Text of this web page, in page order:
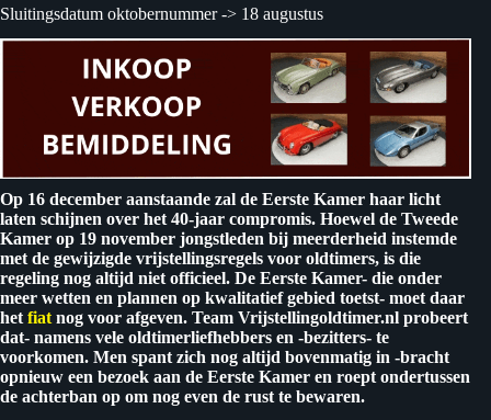
Sluitingsdatum oktobernummer -> 18 augustus
Op 16 december aanstaande zal de Eerste Kamer haar licht
laten schijnen over het 40-jaar compromis. Hoewel de Tweede
Kamer op 19 november jongstleden bij meerderheid instemde
met de gewijzigde vrijstellingsregels voor oldtimers, is die
regeling nog altijd niet officieel. De Eerste Kamer- die onder
meer wetten en plannen op kwalitatief gebied toetst- moet daar
het fiat nog voor afgeven. Team Vrijstellingoldtimer.nl probeert
dat- namens vele oldtimerliefhebbers en -bezitters- te
voorkomen. Men spant zich nog altijd bovenmatig in -bracht
opnieuw een bezoek aan de Eerste Kamer en roept ondertussen
de achterban op om nog even de rust te bewaren.